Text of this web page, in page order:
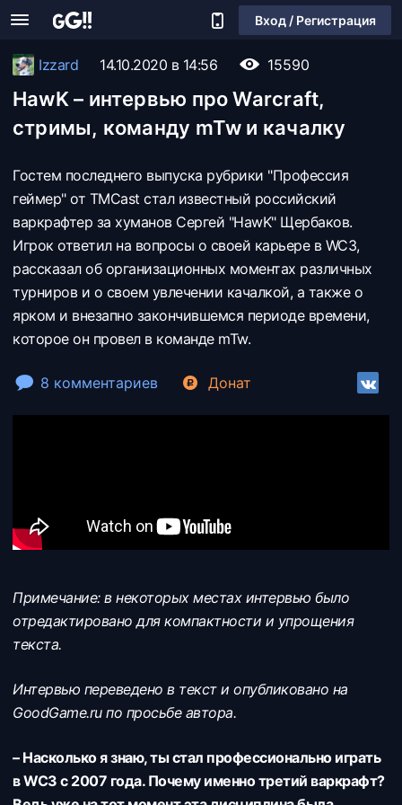
Вход / Регистрация
Izzard 14.10.2020 в 14:56 15590
HawK – интервью про Warcraft,
стримы, команду mTw и качалку
Гостем последнего выпуска рубрики "Профессия
геймер" от TMCast стал известный российский
варкрафтер за хуманов Сергей "HawK" Щербаков.
Игрок ответил на вопросы о своей карьере в WC3,
рассказал об организационных моментах различных
турниров и о своем увлечении качалкой, а также о
ярком и внезапно закончившемся периоде времени,
которое он провел в команде mTw.
8 комментариев Донат
Примечание: в некоторых местах интервью было
отредактировано для компактности и упрощения
текста.
Интервью переведено в текст и опубликовано на
GoodGame.ru по просьбе автора.
– Насколько я знаю, ты стал профессионально играть
в WC3 с 2007 года. Почему именно третий варкрафт?